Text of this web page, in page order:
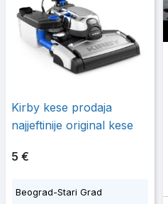
Kirby kese prodaja
najjeftinije original kese
5 €
Beograd-Stari Grad